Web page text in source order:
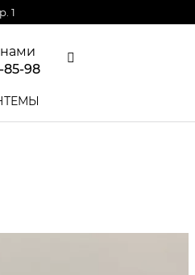
1
нами
85-98